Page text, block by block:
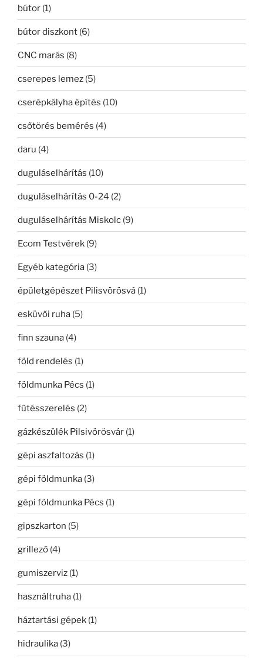
bútor (1)
bútor diszkont (6)
CNC marás (8)
cserepes lemez (5)
cserépkályha építés (10)
csőtörés bemérés (4)
daru (4)
duguláselhárítás (10)
duguláselhárítás 0-24 (2)
duguláselhárítás Miskolc (9)
Ecom Testvérek (9)
Egyéb kategória (3)
épületgépészet Pilisvörösvá (1)
esküvői ruha (5)
finn szauna (4)
föld rendelés (1)
földmunka Pécs (1)
fűtésszerelés (2)
gázkészülék Pilsivörösvár (1)
gépi aszfaltozás (1)
gépi földmunka (3)
gépi földmunka Pécs (1)
gipszkarton (5)
grillező (4)
gumiszerviz (1)
használtruha (1)
háztartási gépek (1)
hidraulika (3)